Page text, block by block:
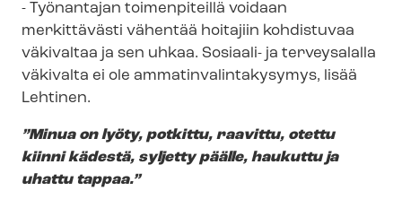
- Työnantajan toimenpiteillä voidaan
merkittävästi vähentää hoitajiin kohdistuvaa
väkivaltaa ja sen uhkaa. Sosiaali- ja terveysalalla
väkivalta ei ole am­ma­tin­va­lin­ta­ky­sy­mys, lisää
Lehtinen.
”Minua on lyöty, potkittu, raavittu, otettu
kiinni kädestä, syljetty päälle, haukuttu ja
uhattu tappaa.”